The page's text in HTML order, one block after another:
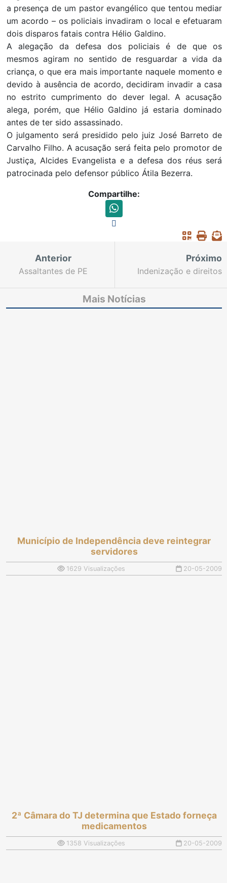
a presença de um pastor evangélico que tentou mediar
um acordo – os policiais invadiram o local e efetuaram
dois disparos fatais contra Hélio Galdino.
A alegação da defesa dos policiais é de que os
mesmos agiram no sentido de resguardar a vida da
criança, o que era mais importante naquele momento e
devido à ausência de acordo, decidiram invadir a casa
no estrito cumprimento do dever legal. A acusação
alega, porém, que Hélio Galdino já estaria dominado
antes de ter sido assassinado.
O julgamento será presidido pelo juiz José Barreto de
Carvalho Filho. A acusação será feita pelo promotor de
Justiça, Alcides Evangelista e a defesa dos réus será
patrocinada pelo defensor público Átila Bezerra.
Compartilhe:
Anterior
Assaltantes de PE
Próximo
Indenização e direitos
queixas nos Juizados
Especiais
Mais Notícias
Município de Independência deve reintegrar
servidores
1629 Visualizações 20-05-2009
2ª Câmara do TJ determina que Estado forneça
medicamentos
1358 Visualizações 20-05-2009